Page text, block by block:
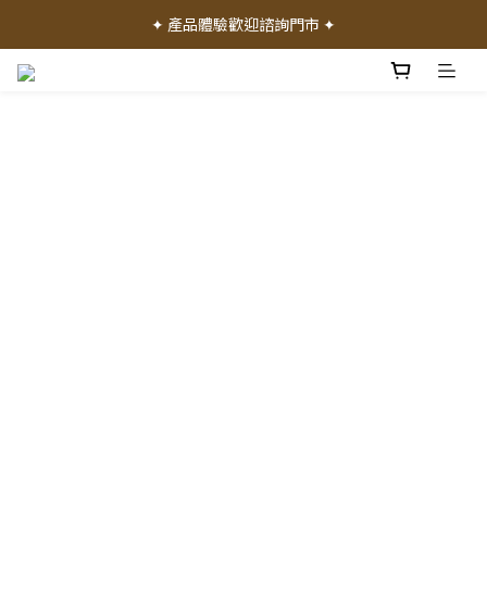
✦ 加入會員就送 50 元購物禮金 ✦
✦ 產品體驗歡迎諮詢門市 ✦